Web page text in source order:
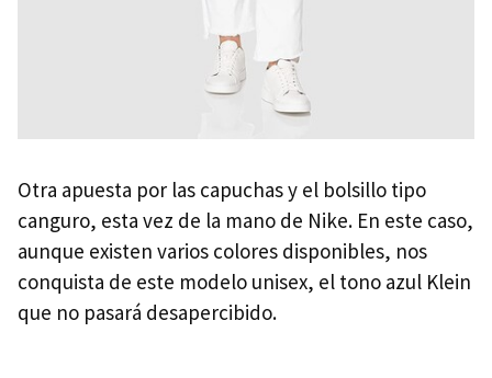
Otra apuesta por las capuchas y el bolsillo tipo
canguro, esta vez de la mano de Nike. En este caso,
aunque existen varios colores disponibles, nos
conquista de este modelo unisex, el tono azul Klein
que no pasará desapercibido.